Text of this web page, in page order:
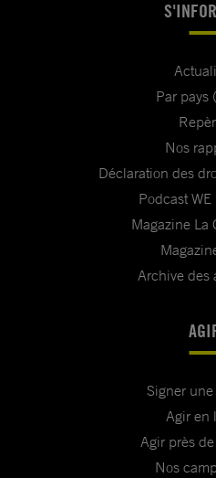
Par pays
Nos
Déclaration des
Podcast
Magazine La
Archive des
Signer
Agir en
Agir près
Nos